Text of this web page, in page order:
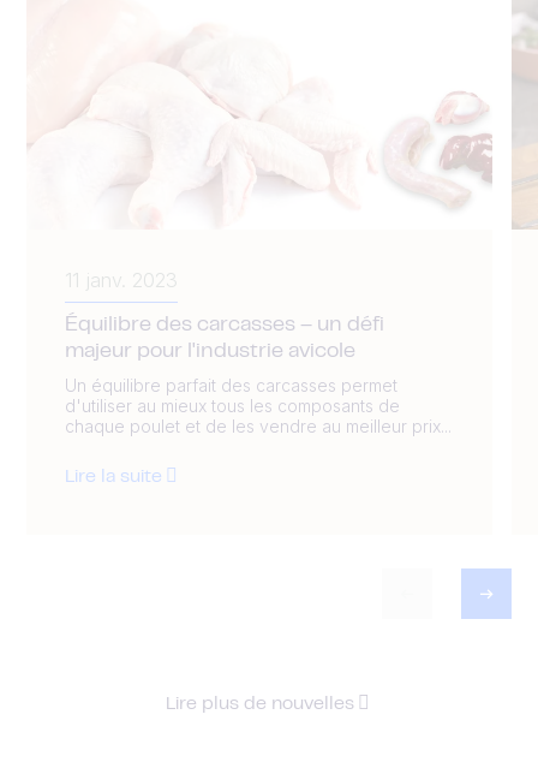
11 janv. 2023
Équilibre des carcasses – un défi
majeur pour l'industrie avicole
Un équilibre parfait des carcasses permet
d'utiliser au mieux tous les composants de
chaque poulet et de les vendre au meilleur prix...
Lire la suite
Lire plus de nouvelles